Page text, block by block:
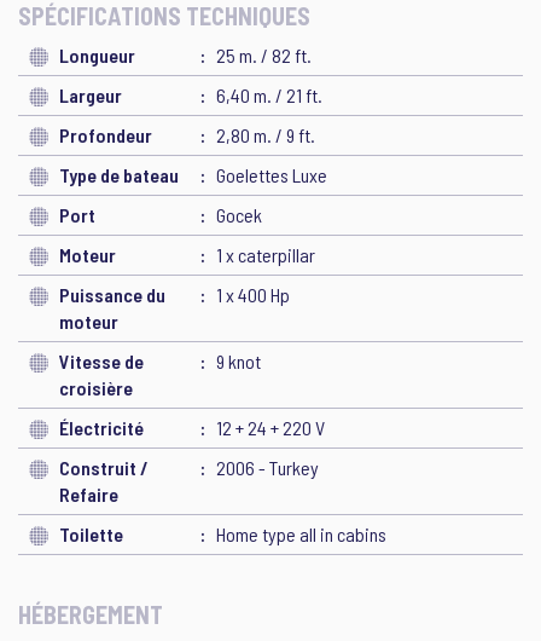
SPÉCIFICATIONS TECHNIQUES
Longueur
25 m. / 82 ft.
Largeur
6,40 m. / 21 ft.
Profondeur
2,80 m. / 9 ft.
Type de bateau
Goelettes Luxe
Port
Gocek
Moteur
1 x caterpillar
Puissance du
moteur
1 x 400 Hp
Vitesse de
croisière
9 knot
Électricité
12 + 24 + 220 V
Construit /
Refaire
2006 - Turkey
Toilette Home type all in cabins
HÉBERGEMENT